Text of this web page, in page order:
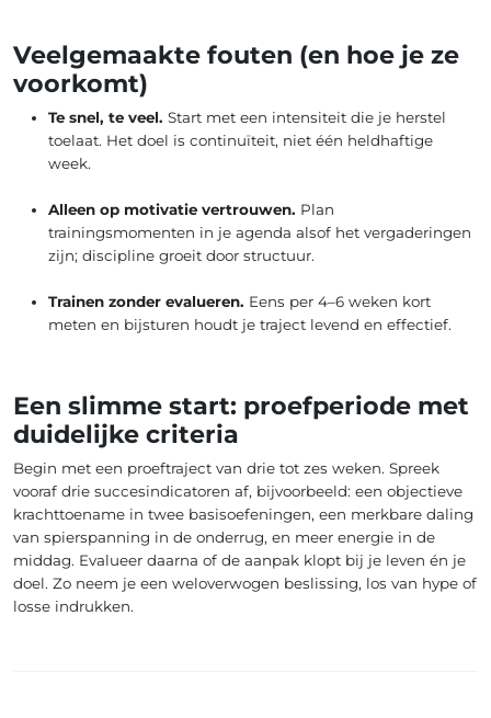
Veelgemaakte fouten (en hoe je ze
voorkomt)
Te snel, te veel. Start met een intensiteit die je herstel
toelaat. Het doel is continuïteit, niet één heldhaftige
week.
Alleen op motivatie vertrouwen. Plan
trainingsmomenten in je agenda alsof het vergaderingen
zijn; discipline groeit door structuur.
Trainen zonder evalueren. Eens per 4–6 weken kort
meten en bijsturen houdt je traject levend en effectief.
Een slimme start: proefperiode met
duidelijke criteria
Begin met een proeftraject van drie tot zes weken. Spreek
vooraf drie succesindicatoren af, bijvoorbeeld: een objectieve
krachttoename in twee basisoefeningen, een merkbare daling
van spierspanning in de onderrug, en meer energie in de
middag. Evalueer daarna of de aanpak klopt bij je leven én je
doel. Zo neem je een weloverwogen beslissing, los van hype of
losse indrukken.